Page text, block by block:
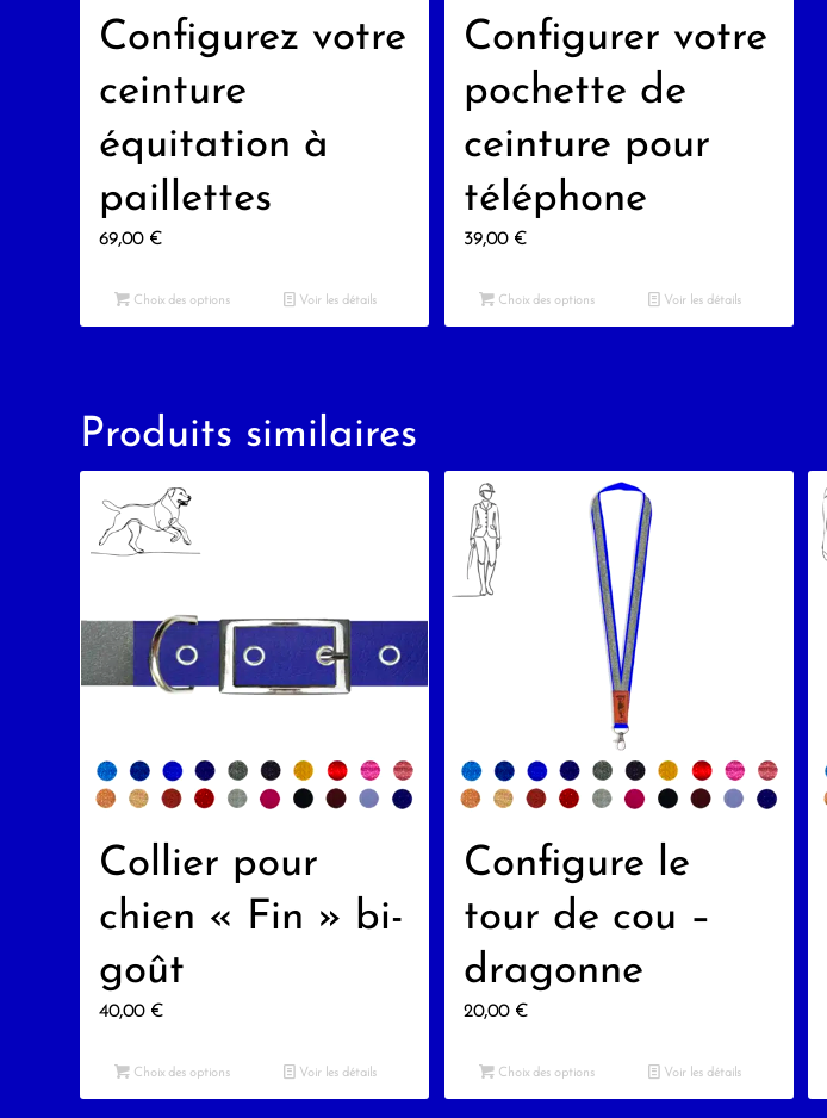
Configurez votre
ceinture
équitation à
paillettes
69,00 €
Choix des options Voir les détails
Configurer votre
pochette de
ceinture pour
téléphone
39,00 €
Choix des options Voir les détails
Produits similaires
Collier pour
chien « Fin » bi-
goût
40,00 €
Choix des options Voir les détails
Configure le
tour de cou –
dragonne
20,00 €
Choix des options Voir les détails